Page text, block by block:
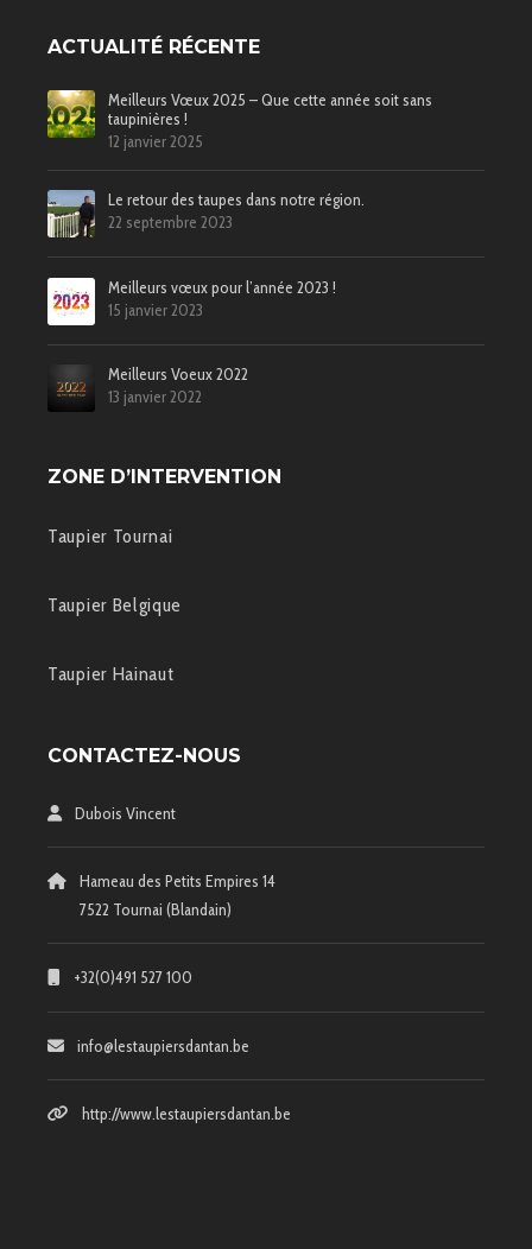
ACTUALITÉ RÉCENTE
Meilleurs Vœux 2025 – Que cette année soit sans
taupinières !
12 janvier 2025
Le retour des taupes dans notre région.
22 septembre 2023
Meilleurs vœux pour l’année 2023 !
15 janvier 2023
Meilleurs Voeux 2022
13 janvier 2022
ZONE D’INTERVENTION
Taupier Tournai
Taupier Belgique
Taupier Hainaut
CONTACTEZ-NOUS
Dubois Vincent
Hameau des Petits Empires 14
7522 Tournai (Blandain)
+32(0)491 527 100
info@lestaupiersdantan.be
http://www.lestaupiersdantan.be